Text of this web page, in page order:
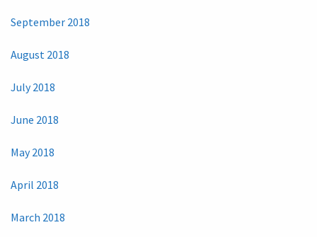
September 2018
August 2018
July 2018
June 2018
May 2018
April 2018
March 2018